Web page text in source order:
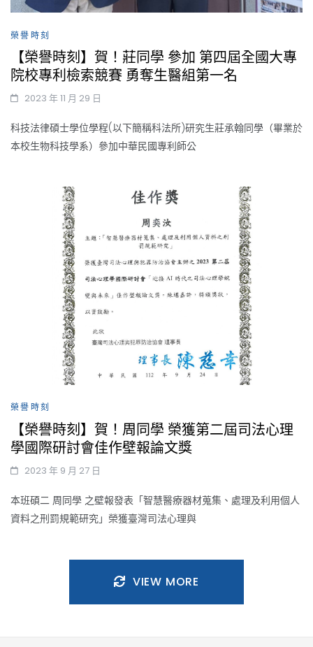
榮譽時刻
【榮譽時刻】賀！莊同學 參加 第四屆全國大專
院校專利檢索競賽 勇奪生醫組第一名
2023 年 11 月 29 日
科技法律碩士學位學程(以下簡稱科法所)研究生莊承翰同學（畢業於
本校生物科技學系）參加中華民國專利師公
榮譽時刻
【榮譽時刻】賀！周同學 榮獲第二屆司法心理
學國際研討會佳作壁報論文獎
2023 年 9 月 27 日
本班碩二 周同學 之壁報發表「智慧醫療器材蒐集、處理及利用個人
資料之刑罰規範研究」榮獲臺灣司法心理與
VIEW MORE